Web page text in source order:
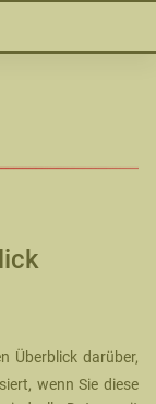
Überblick darüber,
wenn Sie diese